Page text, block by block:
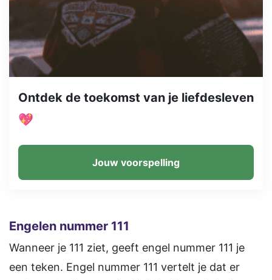
Ontdek de toekomst van je liefdesleven
💖
Jouw voorspelling
Engelen nummer 111
Wanneer je 111 ziet, geeft engel nummer 111 je
een teken. Engel nummer 111 vertelt je dat er